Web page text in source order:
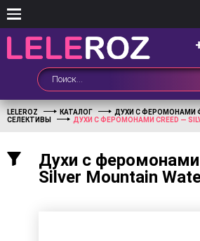
LELEROZ КАТАЛОГ
ДУХИ С ФЕРОМОНАМИ
СЕЛЕКТИВЫ
ДУХИ С ФЕРОМОНАМИ CREED —
Духи с
Silver Mountain